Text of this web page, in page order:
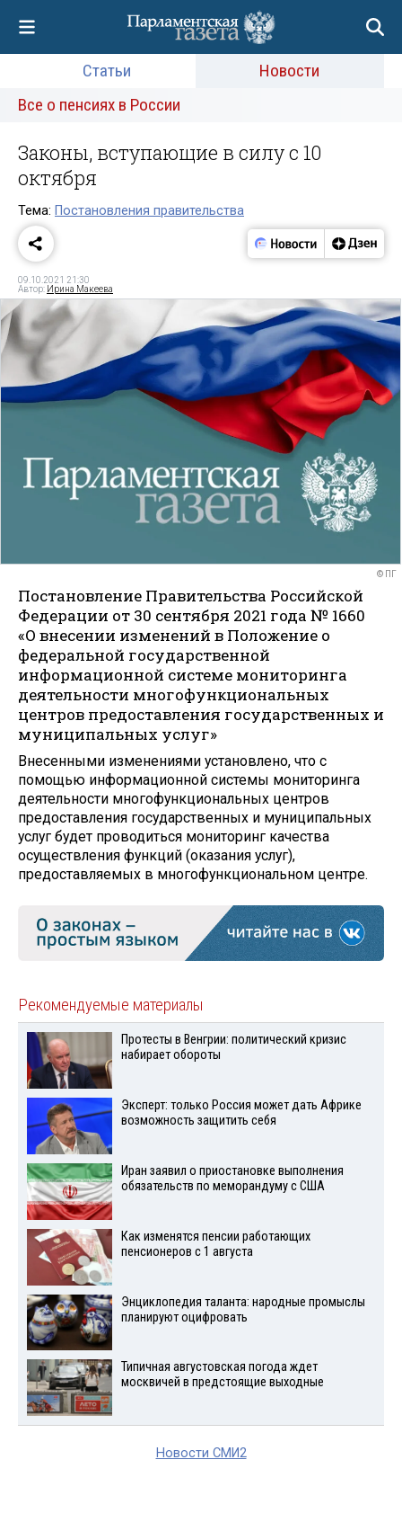
Статьи
Новости
Все о пенсиях в России
Законы, вступающие в силу с 10
октября
Тема: Постановления правительства
09.10.2021 21:30
Автор: Ирина Макеева
© ПГ
Постановление Правительства Российской
Федерации от 30 сентября 2021 года № 1660
«О внесении изменений в Положение о
федеральной государственной
информационной системе мониторинга
деятельности многофункциональных
центров предоставления государственных и
муниципальных услуг»
Внесенными изменениями установлено, что с
помощью информационной системы мониторинга
деятельности многофункциональных центров
предоставления государственных и муниципальных
услуг будет проводиться мониторинг качества
осуществления функций (оказания услуг),
предоставляемых в многофункциональном центре.
Рекомендуемые материалы
Протесты в Венгрии: политический кризис
набирает обороты
Эксперт: только Россия может дать Африке
возможность защитить себя
Иран заявил о приостановке выполнения
обязательств по меморандуму с США
Как изменятся пенсии работающих
пенсионеров с 1 августа
Энциклопедия таланта: народные промыслы
планируют оцифровать
Типичная августовская погода ждет
москвичей в предстоящие выходные
Новости СМИ2